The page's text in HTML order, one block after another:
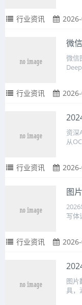
行业资讯
微
微信
行业资讯
资深
从
行业资讯
图
写体
行业资讯
图片
具，